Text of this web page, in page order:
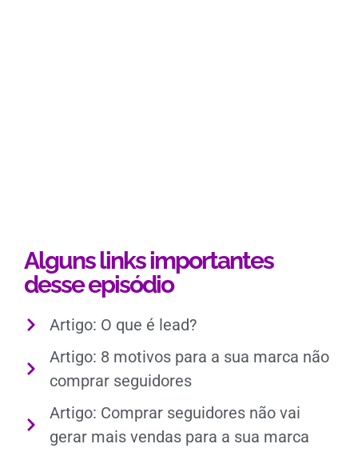
Alguns links importantes
desse episódio
Artigo: O que é lead?
Artigo: 8 motivos para a sua marca não
comprar seguidores
Artigo: Comprar seguidores não vai
gerar mais vendas para a sua marca